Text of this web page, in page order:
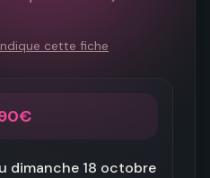
cette fiche
dimanche 18 octobre